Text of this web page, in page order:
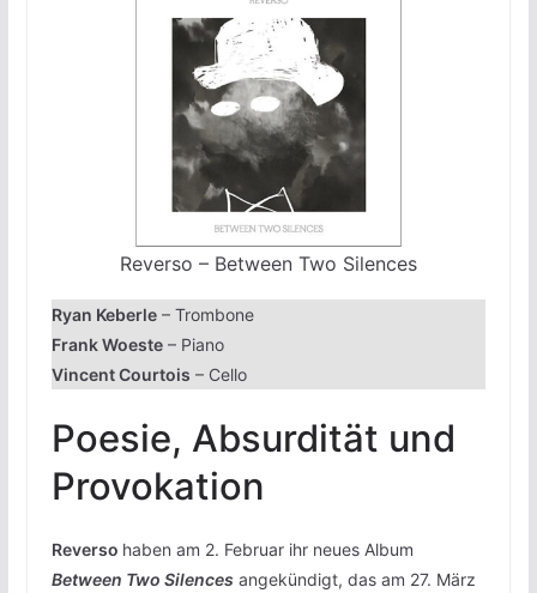
Reverso – Between Two Silences
Ryan Keberle– Trombone
Frank Woeste– Piano
Vincent Courtois – Cello
Poesie, Absurdität und
Provokation
Reverso haben am 2. Februar ihr neues Album
Between Two Silences angekündigt, das am 27. März